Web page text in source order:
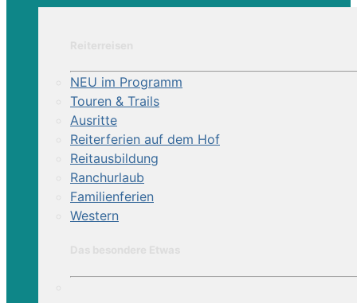
NEU im Programm
Touren & Trails
Ausritte
Reiterferien auf dem Hof
Reitausbildung
Ranchurlaub
Familienferien
Western